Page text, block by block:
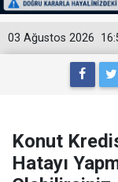
03 Ağustos 2026
Konut
Hatayı